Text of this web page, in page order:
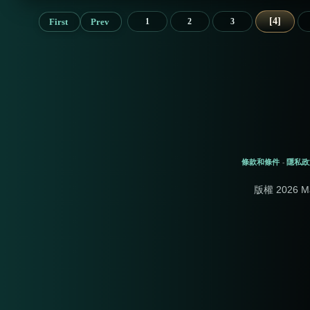
First Prev 1 2 3 4
條款和條件 - 隱私
版權 2026